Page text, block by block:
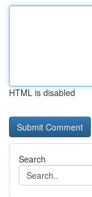
HTML is disabled
Search